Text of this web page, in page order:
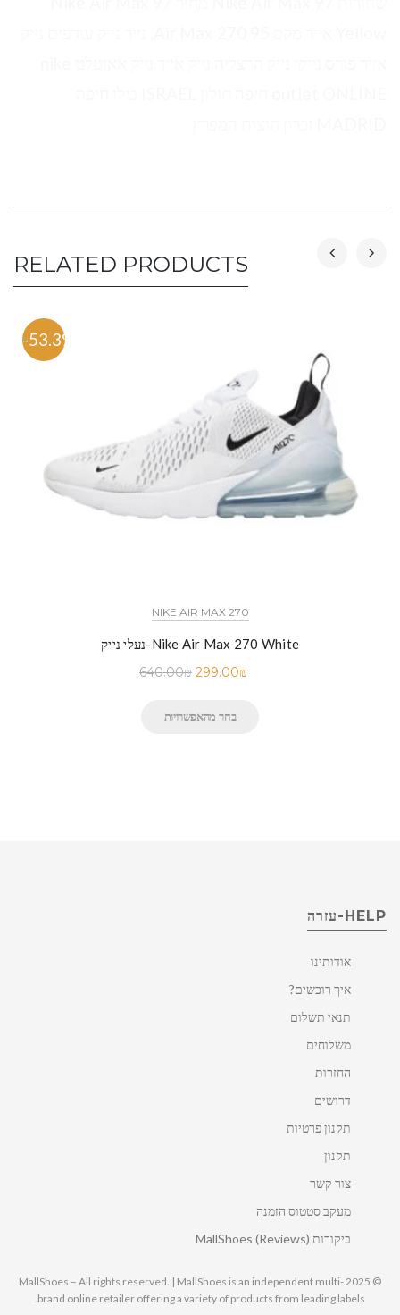
RELATED PRODUCTS
-53.3%
NIKE AIR MAX 270
נעלי נייק-Nike Air Max 270 White
640.00₪ 299.00₪
בחר מהאפשרויות
HELP-עזרה
אודותינו
איך רוכשים?
תנאי תשלום
משלוחים
החזרות
דרושים
תקנון פרטיות
תקנון
צור קשר
מעקב סטטוס הזמנה
ביקורות MallShoes (Reviews)
© 2025 MallShoes – All rights reserved. | MallShoes is an independent multi-
brand online retailer offering a variety of products from leading labels.